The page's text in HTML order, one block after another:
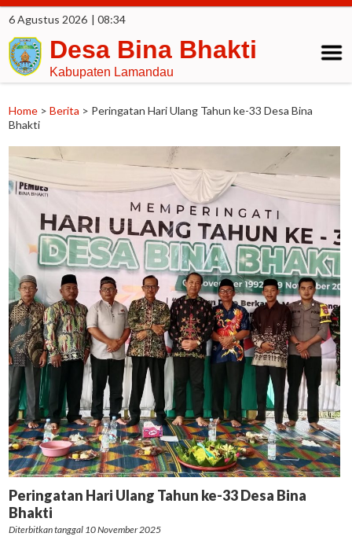
6 Agustus 2026 | 08:34
Desa Bina Bhakti
Kabupaten Lamandau
Home >Berita > Peringatan Hari Ulang Tahun ke-33 Desa Bina
Bhakti
Peringatan Hari Ulang Tahun ke-33 Desa Bina
Bhakti
Diterbitkan tanggal 10 November 2025